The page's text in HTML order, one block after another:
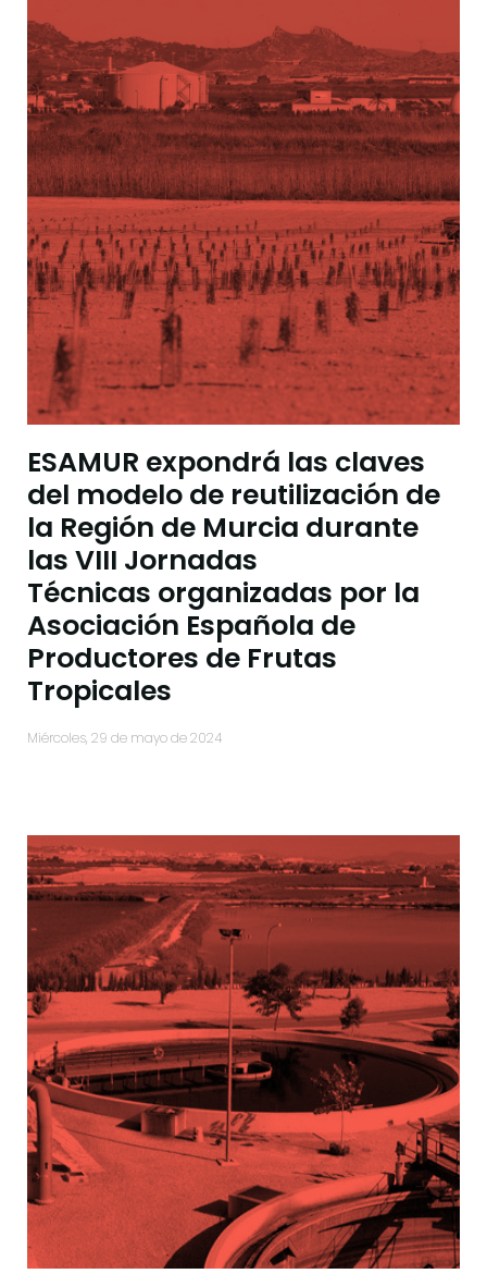
ESAMUR expondrá las claves
del modelo de reutilización de
la Región de Murcia durante
las VIII Jornadas
Técnicas organizadas por la
Asociación Española de
Productores de Frutas
Tropicales
miércoles, 29 de mayo de 2024